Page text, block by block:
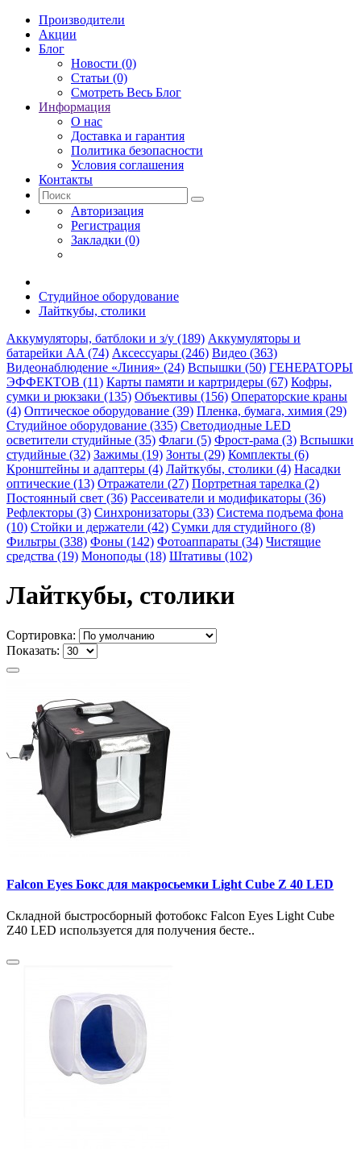
Производители
Акции
Блог
Новости (0)
Статьи (0)
Смотреть Весь Блог
Информация
О нас
Доставка и гарантия
Политика безопасности
Условия соглашения
Контакты
Авторизация
Регистрация
Закладки (0)
Студийное оборудование
Лайткубы, столики
Аккумуляторы, батблоки и з/у (189) Аккумуляторы и
батарейки AA (74) Аксессуары (246) Видео (363)
Видеонаблюдение «Линия» (24) Вспышки (50) ГЕНЕРАТОРЫ
ЭФФЕКТОВ (11) Карты памяти и картридеры (67) Кофры,
сумки и рюкзаки (135) Объективы (156) Операторские краны
(4) Оптическое оборудование (39) Пленка, бумага, химия (29)
Студийное оборудование (335) Светодиодные LED
осветители студийные (35) Флаги (5) Фрост-рама (3) Вспышки
студийные (32) Зажимы (19) Зонты (29) Комплекты (6)
Кронштейны и адаптеры (4) Лайткубы, столики (4) Насадки
оптические (13) Отражатели (27) Портретная тарелка (2)
Постоянный свет (36) Рассеиватели и модификаторы (36)
Рефлекторы (3) Синхронизаторы (33) Система подъема фона
(10) Стойки и держатели (42) Сумки для студийного (8)
Фильтры (338) Фоны (142) Фотоаппараты (34) Чистящие
средства (19) Моноподы (18) Штативы (102)
Лайткубы, столики
Сортировка:
Показать:
Falcon Eyes Бокс для макросьемки Light Cube Z 40 LED
Складной быстросборный фотобокс Falcon Eyes Light Cube
Z40 LED используется для получения бесте..